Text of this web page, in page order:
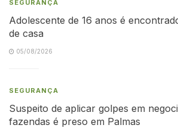
SEGURANÇA
Adolescente de 16 anos é
de casa
05/08/2026
SEGURANÇA
Suspeito de aplicar golpes em
fazendas é preso em Palmas